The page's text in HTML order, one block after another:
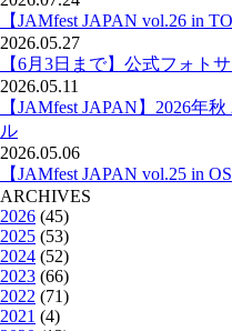
【JAMfest JAPAN vol.26 in
2026.05.27
【6月3日まで】公式フォト
2026.05.11
【JAMfest JAPAN】2026年
ル
2026.05.06
【JAMfest JAPAN vol.25 in
ARCHIVES
2026 (45)
2025 (53)
2024 (52)
2023 (66)
2022 (71)
2021 (4)